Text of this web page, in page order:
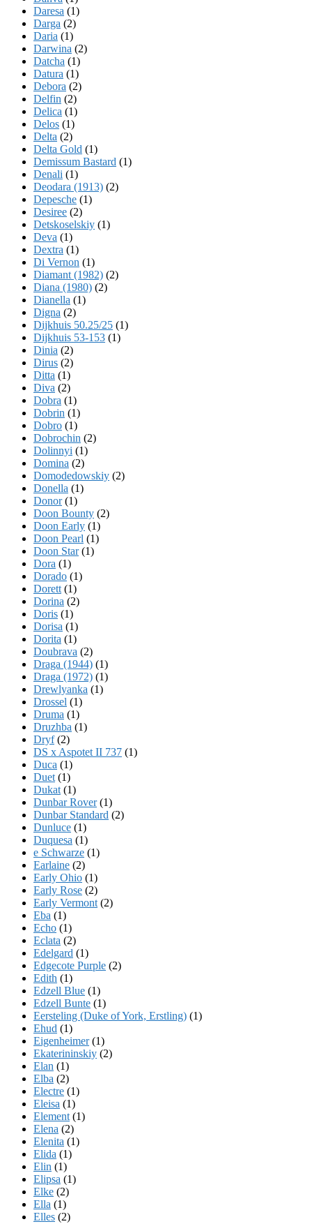
Daresa (1)
Darga (2)
Daria (1)
Darwina (2)
Datcha (1)
Datura (1)
Debora (2)
Delfin (2)
Delica (1)
Delos (1)
Delta (2)
Delta Gold (1)
Demissum Bastard (1)
Denali (1)
Deodara (1913) (2)
Depesche (1)
Desiree (2)
Detskoselskiy (1)
Deva (1)
Dextra (1)
Di Vernon (1)
Diamant (1982) (2)
Diana (1980) (2)
Dianella (1)
Digna (2)
Dijkhuis 50.25/25 (1)
Dijkhuis 53-153 (1)
Dinia (2)
Dirus (2)
Ditta (1)
Diva (2)
Dobra (1)
Dobrin (1)
Dobro (1)
Dobrochin (2)
Dolinnyi (1)
Domina (2)
Domodedowskiy (2)
Donella (1)
Donor(1)
Doon Bounty (2)
Doon Early (1)
Doon Pearl (1)
Doon Star(1)
Dora (1)
Dorado (1)
Dorett (1)
Dorina (2)
Doris (1)
Dorisa (1)
Dorita (1)
Doubrava (2)
Draga (1944) (1)
Draga (1972) (1)
Drewlyanka (1)
Drossel (1)
Druma (1)
Druzhba (1)
Dryf(2)
DS x Aspotet II 737 (1)
Duca (1)
Duet (1)
Dukat (1)
Dunbar Rover(1)
Dunbar Standard (2)
Dunluce (1)
Duquesa (1)
e Schwarze (1)
Earlaine (2)
Early Ohio (1)
Early Rose (2)
Early Vermont (2)
Eba (1)
Echo (1)
Eclata (2)
Edelgard (1)
Edgecote Purple (2)
Edith (1)
Edzell Blue (1)
Edzell Bunte (1)
Eersteling (Duke of York, Erstling) (1)
Ehud (1)
Eigenheimer(1)
Ekaterininskiy (2)
Elan (1)
Elba (2)
Electre (1)
Eleisa (1)
Element (1)
Elena (2)
Elenita (1)
Elida (1)
Elin (1)
Elipsa (1)
Elke (2)
Ella (1)
Elles (2)